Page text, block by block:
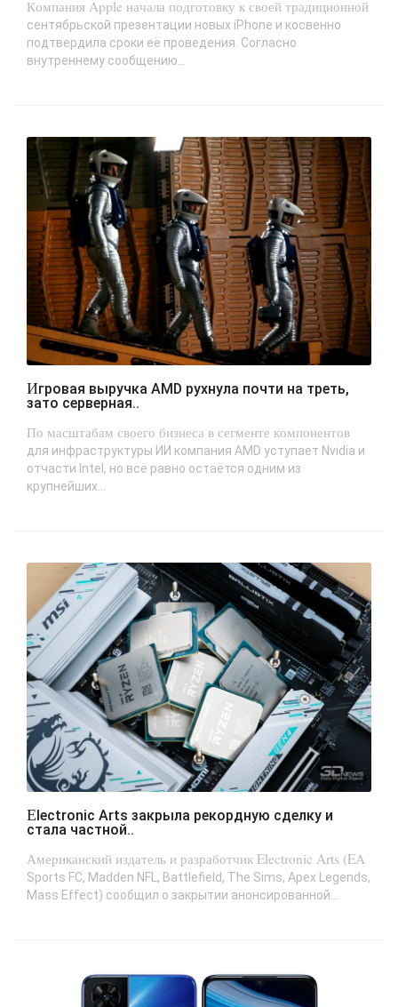
Компания Apple начала подготовку к своей традиционной
сентябрьской презентации новых iPhone и косвенно
подтвердила сроки её проведения. Согласно
внутреннему сообщению...
Игровая выручка AMD рухнула почти на треть,
зато серверная..
По масштабам своего бизнеса в сегменте компонентов
для инфраструктуры ИИ компания AMD уступает Nvidia и
отчасти Intel, но всё равно остаётся одним из
крупнейших...
Electronic Arts закрыла рекордную сделку и
стала частной..
Американский издатель и разработчик Electronic Arts (EA
Sports FC, Madden NFL, Battlefield, The Sims, Apex Legends,
Mass Effect) сообщил о закрытии анонсированной...